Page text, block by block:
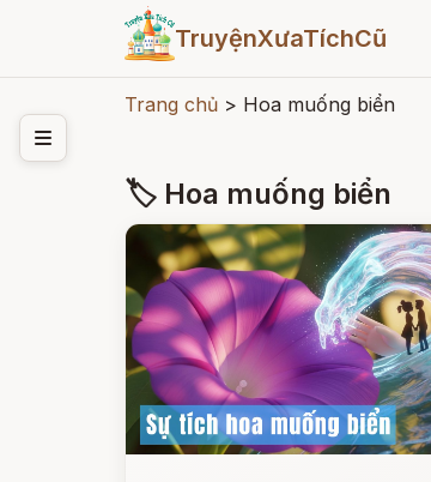
TruyệnXưaTíchCũ
Trang chủ > Hoa muống biển
🏷 Hoa muống biển